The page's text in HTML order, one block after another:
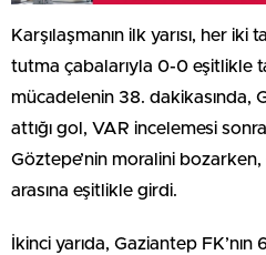
Karşılaşmanın ilk yarısı, her iki
tutma çabalarıyla 0-0 eşitlikle
mücadelenin 38. dakikasında,
attığı gol, VAR incelemesi
Göztepe’nin moralini
arasına eşitlikle girdi.
İkinci yarıda, Gaziantep